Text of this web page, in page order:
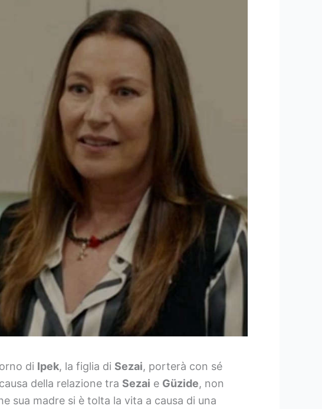
di Ipek, la figlia di Sezai, porterà con sé
della relazione tra Sezai e Güzide, non
sua madre si è tolta la vita a causa di una